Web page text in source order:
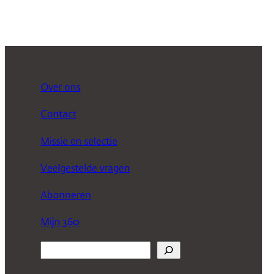
Over ons
Contact
Missie en selectie
Veelgestelde vragen
Abonneren
Mijn 360